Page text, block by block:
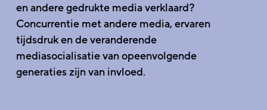
en andere gedrukte media verklaard?
Concurrentie met andere media, ervaren
tijdsdruk en de veranderende
mediasocialisatie van opeenvolgende
generaties zijn van invloed.